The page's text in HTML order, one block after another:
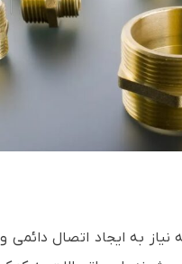
نیاز به ایجاد اتصال دائمی و